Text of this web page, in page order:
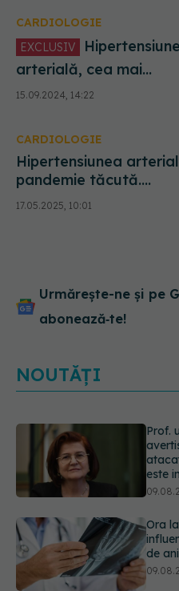
CARDIOLOGIE
EXCLUSIV
arterială, cea mai
frecventă boală
cardiovasculară. Prof.
populația adultă din
România are
Peste 6 milioane
15.09.2024, 14:22
CARDIOLOGIE
Hipertensiunea
pandemie tăcută.
Avertisment:
globală subestimată
17.05.2025, 10:01
Urmărește-ne și pe
abonează‑te!
NOUTĂȚI
Ora
de ani
Ce
să-l
pozitiv